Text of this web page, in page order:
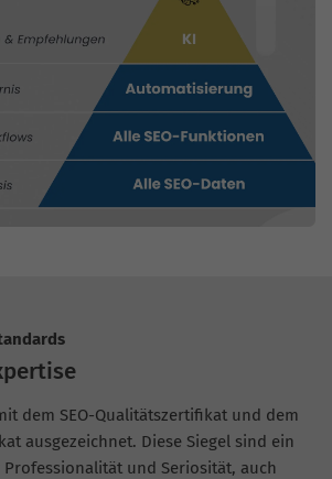
dem SEO-Qualitätszertifikat und dem
ausgezeichnet. Diese Siegel sind ein
und Seriosität, auch